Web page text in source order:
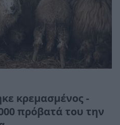
κρεμασμένος -
πρόβατά του την